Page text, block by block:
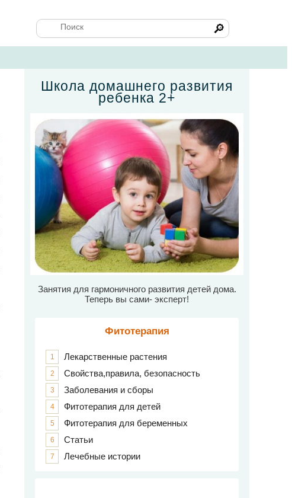
🔎
Школа домашнего развития
ребенка 2+
Занятия для гармоничного развития детей дома.
Теперь вы сами- эксперт!
Фитотерапия
1 Лекарственные растения
2 Свойства,правила, безопасность
3 Заболевания и сборы
4 Фитотерапия для детей
5 Фитотерапия для беременных
6 Статьи
7 Лечебные истории